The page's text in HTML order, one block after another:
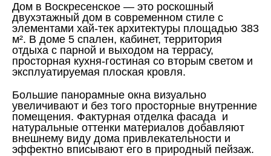
Дом в Воскресенское — это роскошный
двухэтажный дом в современном стиле с
элементами хай-тек архитектуры площадью 383
м². В доме 5 спален, кабинет, территория
отдыха с парной и выходом на террасу,
просторная кухня-гостиная со вторым светом и
эксплуатируемая плоская кровля.
Большие панорамные окна визуально
увеличивают и без того просторные внутренние
помещения. Фактурная отделка фасада и
натуральные оттенки материалов добавляют
внешнему виду дома привлекательности и
эффектно вписывают его в природный пейзаж.